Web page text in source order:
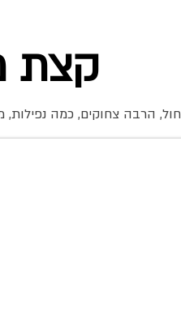
קצת
חול, הרבה צחוקים, כמה נפילות,